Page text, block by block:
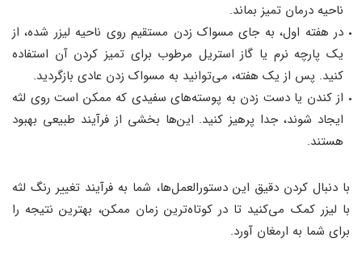
ناحیه درمان تمیز بماند.
در هفته اول، به جای مسواک زدن مستقیم روی ناحیه لیزر شده، از
یک پارچه نرم یا گاز استریل مرطوب برای تمیز کردن آن استفاده
کنید. پس از یک هفته، می‌توانید به مسواک زدن عادی بازگردید.
از کندن یا دست زدن به پوسته‌های سفیدی که ممکن است روی لثه
ایجاد شوند، جدا پرهیز کنید. این‌ها بخشی از فرآیند طبیعی بهبود
هستند.
با دنبال کردن دقیق این دستورالعمل‌ها، شما به فرآیند تغییر رنگ لثه
با لیزر کمک می‌کنید تا در کوتاه‌ترین زمان ممکن، بهترین نتیجه را
برای شما به ارمغان آورد.